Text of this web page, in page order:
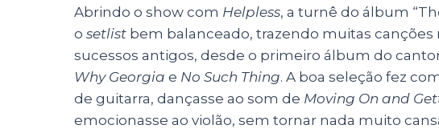
Abrindo o show com Helpless, a turnê do álbum “
o setlist bem balanceado, trazendo muitas
sucessos antigos, desde o primeiro álbum do
Why Georgia e No Such Thing. A boa seleção fez
de guitarra, dançasse ao som de Moving On and
emocionasse ao violão, sem tornar nada muito